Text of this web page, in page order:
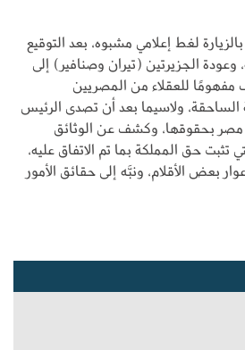
لغط إعلامي مشبوه، بعد التوقيع
وعودة الجزيرتين (تيران وصنافير) إلى
مفهومًا للعقلاء من المصريين
الساحقة، ولاسيما بعد أن تصدى الرئيس
مصر بحقوقها، وكشف عن الوثائق
تثبت حق المملكة بما تم الاتفاق عليه،
بعض الأقلام، ونبَّه إلى حقائق الأمور